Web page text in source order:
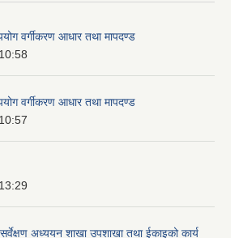
वर्गीकरण आधार तथा मापदण्ड
वर्गीकरण आधार तथा मापदण्ड
अध्ययन शाखा उपशाखा तथा ईकाइको कार्य